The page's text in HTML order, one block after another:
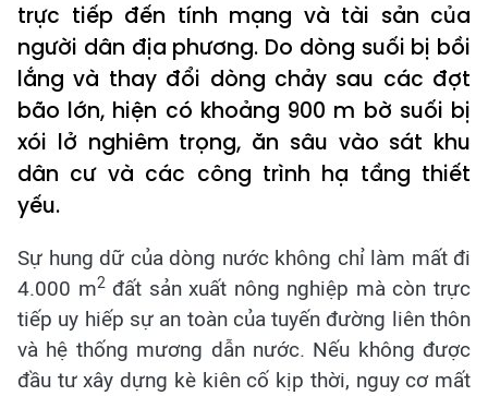
trực tiếp đến tính mạng và tài sản của
người dân địa phương. Do dòng suối bị bồi
lắng và thay đổi dòng chảy sau các đợt
bão lớn, hiện có khoảng 900 m bờ suối bị
xói lở nghiêm trọng, ăn sâu vào sát khu
dân cư và các công trình hạ tầng thiết
yếu.
Sự hung dữ của dòng nước không chỉ làm mất đi
4.000 m2đất sản xuất nông nghiệp mà còn trực
tiếp uy hiếp sự an toàn của tuyến đường liên thôn
và hệ thống mương dẫn nước. Nếu không được
đầu tư xây dựng kè kiên cố kịp thời, nguy cơ mất